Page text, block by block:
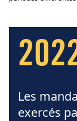
Les
exercés